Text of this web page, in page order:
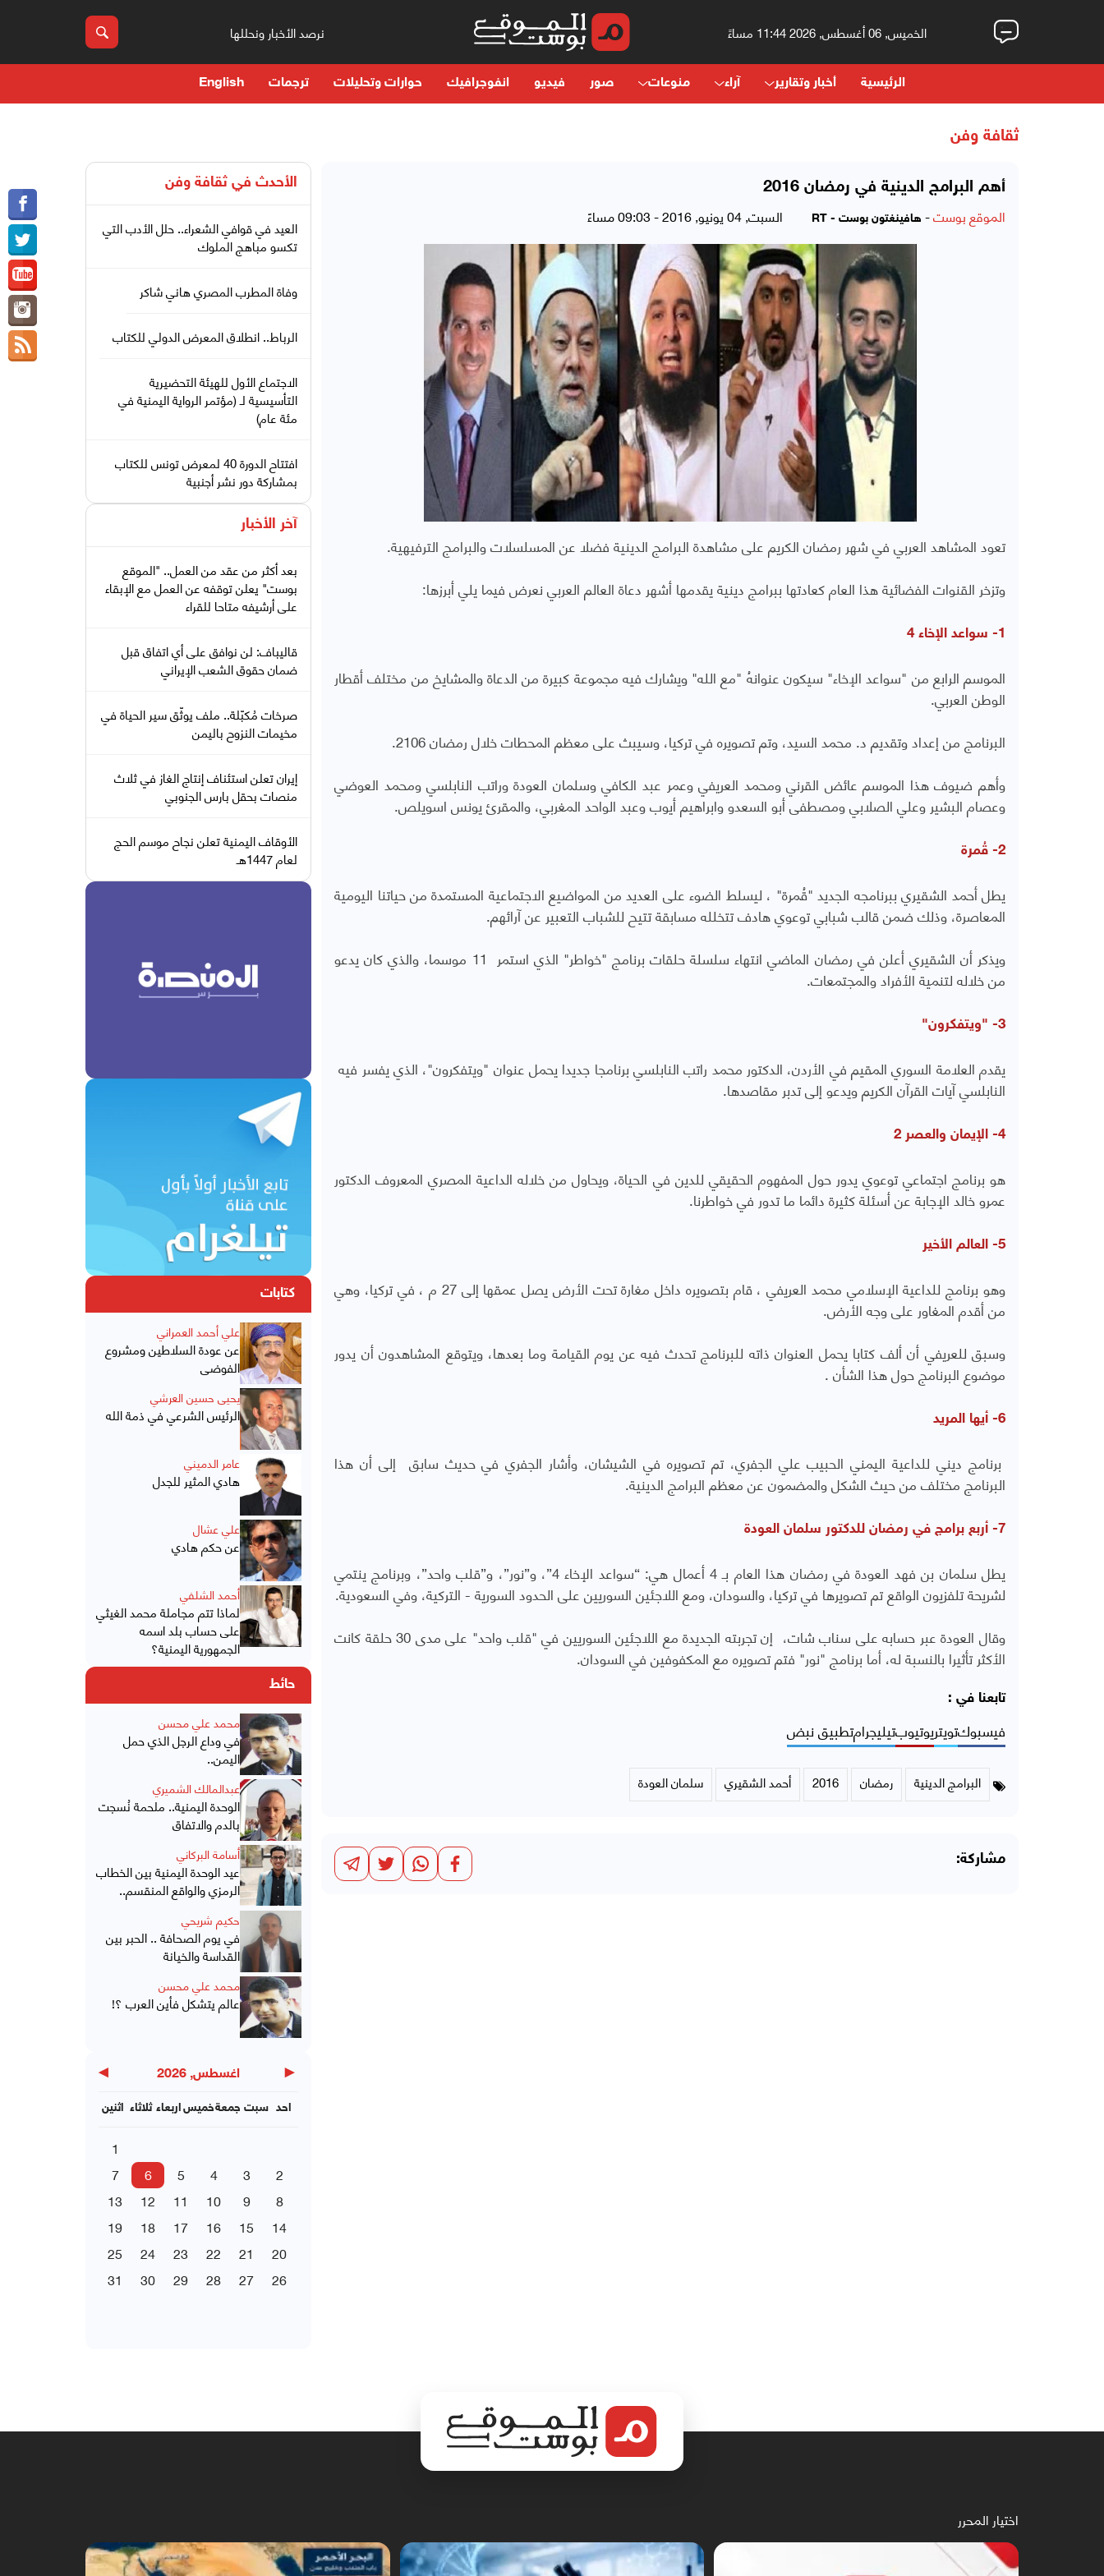
الخميس, 06 أغسطس, 2026 11:44 مساءً نرصد الأخبار ونحللها
الرئيسية أخبار وتقارير آراء منوعات صور فيديو انفوجرافيك حوارات وتحليلات ترجمات English
ثقافة وفن
أهم البرامج الدينية في رمضان 2016
الموقع بوست- هافينغتون بوست - RT السبت, 04 يونيو, 2016 - 09:03 مساءً
تعود المشاهد العربي في شهر رمضان الكريم على مشاهدة البرامج الدينية فضلا عن المسلسلات والبرامج الترفيهية.
وتزخر القنوات الفضائية هذا العام كعادتها ببرامج دينية يقدمها أشهر دعاة العالم العربي نعرض فيما يلي أبرزها:
1- سواعد الإخاء 4
الموسم الرابع من "سواعد الإخاء" سيكون عنوانهُ "مع الله" ويشارك فيه مجموعة كبيرة من الدعاة والمشايخ من مختلف أقطار
الوطن العربي.
البرنامج من إعداد وتقديم د. محمد السيد، وتم تصويره في تركيا، وسيبث على معظم المحطات خلال رمضان 2106.
وأهم ضيوف هذا الموسم عائض القرني ومحمد العريفي وعمر عبد الكافي وسلمان العودة وراتب النابلسي ومحمد العوضي
وعصام البشير وعلي الصلابي ومصطفى أبو السعدو وابراهيم أيوب وعبد الواحد المغربي، والمقرئ يونس اسويلص.
2- قُمرة
يطل أحمد الشقيري ببرنامجه الجديد "قُمرة" ، ليسلط الضوء على العديد من المواضيع الاجتماعية المستمدة من حياتنا اليومية
المعاصرة، وذلك ضمن قالب شبابي توعوي هادف تتخلله مسابقة تتيح للشباب التعبير عن آرائهم.
ويذكر أن الشقيري أعلن في رمضان الماضي انتهاء سلسلة حلقات برنامج "خواطر" الذي استمر 11 موسما، والذي كان يدعو
من خلاله لتنمية الأفراد والمجتمعات.
3- "ويتفكرون"
يقدم العلامة السوري المقيم في الأردن، الدكتور محمد راتب النابلسي برنامجا جديدا يحمل عنوان "ويتفكرون"، الذي يفسر فيه
النابلسي آيات القرآن الكريم ويدعو إلى تدبر مقاصدها.
4- الإيمان والعصر 2
هو برنامج اجتماعي توعوي يدور حول المفهوم الحقيقي للدين في الحياة، ويحاول من خلاله الداعية المصري المعروف الدكتور
عمرو خالد الإجابة عن أسئلة كثيرة دائما ما تدور في خواطرنا.
5- العالم الأخير
وهو برنامج للداعية الإسلامي محمد العريفي ، قام بتصويره داخل مغارة تحت الأرض يصل عمقها إلى 27 م ، في تركيا، وهي
من أقدم المغاور على وجه الأرض.
وسبق للعريفي أن ألف كتابا يحمل العنوان ذاته للبرنامج تحدث فيه عن يوم القيامة وما بعدها، ويتوقع المشاهدون أن يدور
موضوع البرنامج حول هذا الشأن .
6- أيها المريد
برنامج ديني للداعية اليمني الحبيب علي الجفري، تم تصويره في الشيشان، وأشار الجفري في حديث سابق إلى أن هذا
البرنامج مختلف من حيث الشكل والمضمون عن معظم البرامج الدينية.
7- أربع برامج في رمضان للدكتور سلمان العودة
يطل سلمان بن فهد العودة في رمضان هذا العام بـ 4 أعمال هي: “سواعد الإخاء 4”، و”نور”، و”قلب واحد”، وبرنامج ينتمي
لشريحة تلفزيون الواقع تم تصويرها في تركيا، والسودان، ومع اللاجئين السوريين على الحدود السورية - التركية، وفي السعودية.
وقال العودة عبر حسابه على سناب شات، إن تجربته الجديدة مع اللاجئين السوريين في "قلب واحد" على مدى 30 حلقة كانت
الأكثر تأثيرا بالنسبة له، أما برنامج "نور" فتم تصويره مع المكفوفين في السودان.
تابعنا في :
فيسبوكتويتريوتيوبتيليجرامتطبيق نبض
البرامج الدينية رمضان 2016 أحمد الشقيري سلمان العودة
مشاركة:
الأحدث في ثقافة وفن
العيد في قوافي الشعراء.. حلل الأدب التي
تكسو مباهج الملوك
وفاة المطرب المصري هاني شاكر
الرباط.. انطلاق المعرض الدولي للكتاب
الاجتماع الأول للهيئة التحضيرية
التأسيسية لـ (مؤتمر الرواية اليمنية في
مئة عام)
افتتاح الدورة 40 لمعرض تونس للكتاب
بمشاركة دور نشر أجنبية
آخر الأخبار
بعد أكثر من عقد من العمل.. "الموقع
بوست" يعلن توقفه عن العمل مع الإبقاء
على أرشيفه متاحا للقراء
قاليباف: لن نوافق على أي اتفاق قبل
ضمان حقوق الشعب الإيراني
صرخات مُكبّلة.. ملف يوثّق سير الحياة في
مخيمات النزوح باليمن
إيران تعلن استئناف إنتاج الغاز في ثلاث
منصات بحقل بارس الجنوبي
الأوقاف اليمنية تعلن نجاح موسم الحج
لعام 1447هـ
كتابات
علي أحمد العمراني
عن عودة السلاطين ومشروع
الفوضى
يحيى حسين العرشي
الرئيس الشرعي في ذمة الله
عامر الدميني
هادي المثير للجدل
علي عشال
عن حكم هادي
أحمد الشلفي
لماذا تتم مجاملة محمد الغيثي
على حساب بلد اسمه
الجمهورية اليمنية؟
حائط
محمد علي محسن
في وداع الرجل الذي حمل
اليمن..
عبدالمالك الشميري
الوحدة اليمنية.. ملحمة نُسجت
بالدم والاتفاق
أسامة البركاني
عيد الوحدة اليمنية بين الخطاب
الرمزي والواقع المنقسم..
حكيم شريحي
في يوم الصحافة .. الحبر بين
القداسة والخيانة
محمد علي محسن
عالم يتشكل فأين العرب ؟!
◀ اغسطس, 2026 ▶
اثنين ثلاثاء اربعاءخميسجمعة سبت احد
1
2
3
4
5
6
7
8
9
10
11
12
13
14
15
16
17
18
19
20
21
22
23
24
25
26
27
28
29
30
31
اختيار المحرر